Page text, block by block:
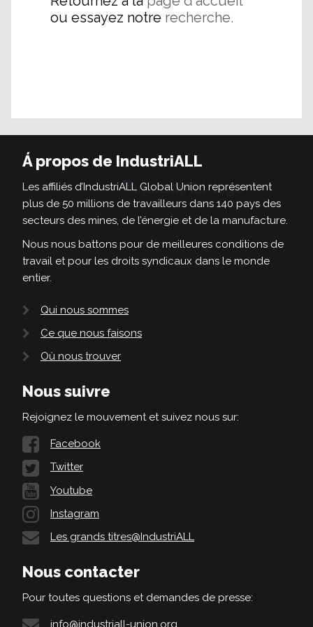
ou essayez notre recherche.
Á propos de IndustriALL
Les affiliés d’IndustriALL Global Union représentent
plus de 50 millions de travailleurs dans 140 pays des
secteurs des mines, de l’énergie et de la manufacture.
Nous nous battons pour de meilleures conditions de
travail et pour les droits syndicaux dans le monde
entier.
Qui nous sommes
Ce que nous faisons
Où nous trouver
Nous suivre
Rejoignez le mouvement et suivez nous sur:
Facebook
Twitter
Youtube
Instagram
Les grands titres@IndustriALL
Nous contacter
Pour toutes questions et demandes de presse:
info@industriall-union.org